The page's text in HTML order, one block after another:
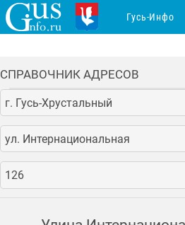
СПРАВОЧНИК АДРЕСОВ
г. Гусь-Хрустальный
ул. Интернациональная
126
Гусь-Инфо